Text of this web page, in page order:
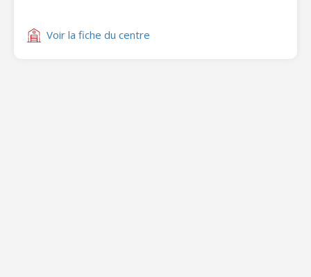
Voir la fiche du centre